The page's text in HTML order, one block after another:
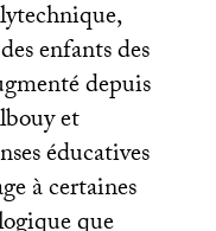
enfants des
depuis
et
éducatives
à certaines